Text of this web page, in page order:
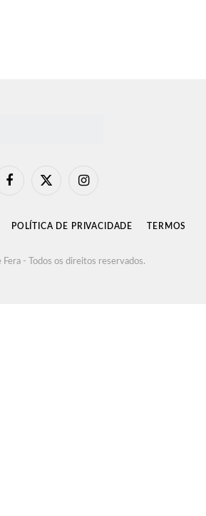
FacebookX
Instagram
POLÍTICA DE PRIVACIDADE TERMOS
- Todos os direitos reservados.